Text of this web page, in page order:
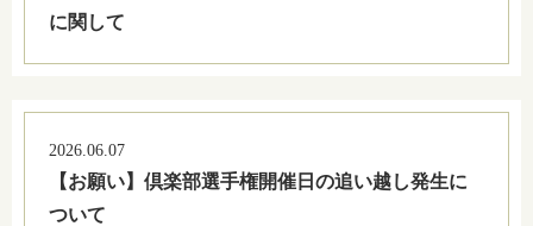
に関して
2026.06.07
【お願い】倶楽部選手権開催日の追い越し発生に
ついて